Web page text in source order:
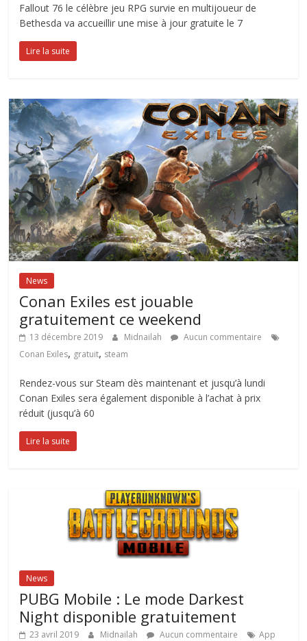
Fallout 76 le célèbre jeu RPG survie en multijoueur de
Bethesda va accueillir une mise à jour gratuite le 7
Lire la suite
News
Conan Exiles est jouable
gratuitement ce weekend
13 décembre 2019 Midnailah
Aucun commentaire
Conan Exiles, gratuit, steam
Rendez-vous sur Steam dès maintenant et jusqu’à lundi
Conan Exiles sera également disponible à l’achat à prix
réduit (jusqu’à 60
Lire la suite
News
PUBG Mobile : Le mode Darkest
Night disponible gratuitement
23 avril 2019 Midnailah Aucun commentaire App